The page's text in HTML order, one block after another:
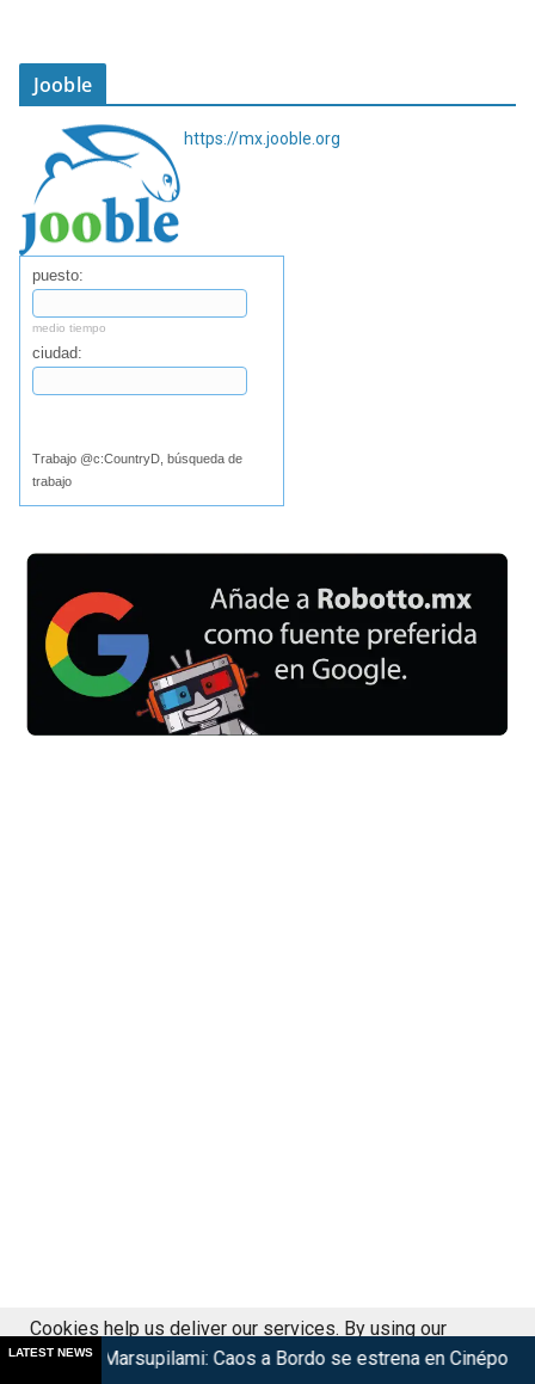
Jooble
https://mx.jooble.org
puesto:
medio tiempo
ciudad:
Trabajo @c:CountryD, búsqueda de
trabajo
LATEST NEWSCaos a Bordo se estrena en Cinépolis Harry Potter
Cookies help us deliver our services. By using our
services, you agree to our use of cookies.
Got it